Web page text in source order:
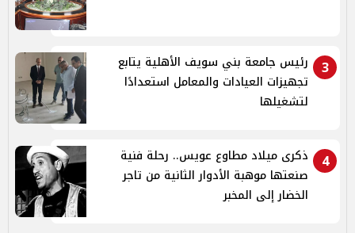
3
رئيس جامعة بني سويف الأهلية يتابع
تجهيزات العيادات والمعامل استعدادًا
لتشغيلها
4
ذكرى ميلاد مطاوع عويس.. رحلة فنية
صنعتها موهبة الأدوار الثانية من تاجر
الخضار إلى المخبر